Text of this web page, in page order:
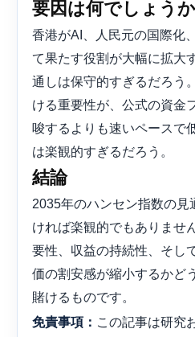
要因は何でしょう
香港がAI、人民元の国際化
て果たす役割が大幅に拡大
通しは保守的すぎるだろう
ける重要性が、公式の資金
唆するよりも速いペースで
は楽観的すぎるだろう。
結論
2035年のハンセン指数の見
ければ楽観的でもありませ
要性、収益の持続性、そし
価の割安感が縮小するかど
賭けるものです。
免責事項： この記事は研究